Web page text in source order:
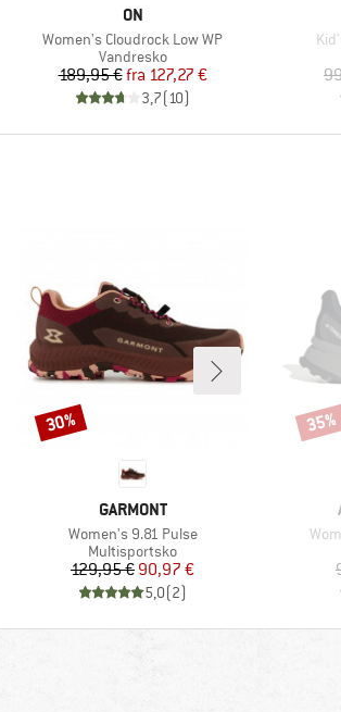
MÆRKE
ON
Artikel
Women's Cloudrock Low WP
Produktgruppe
Vandresko
Pris
189,95 € Nedsat pris
fra 127,27 €
3,7(10)
MÆRKE
GARMONT
Artikel
Women's 9.81 Pulse
Produktgruppe
Multisportsko
Pris
129,95 €Nedsat pris
90,97 €
5,0(2)
Rabat
30% Rabat
35%